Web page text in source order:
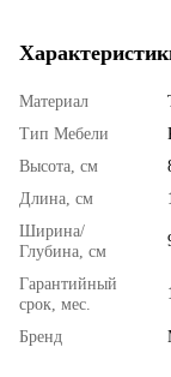
Материал
Тип Мебели
Высота, см
Длина, см
Ширина/
Глубина, см
Гарантийный
срок, мес.
Бренд